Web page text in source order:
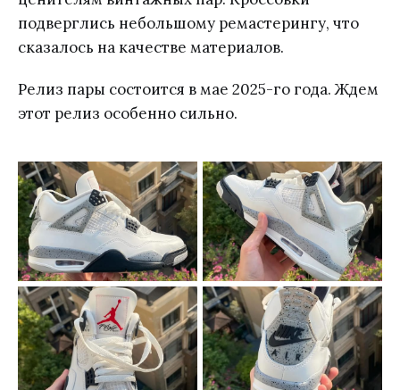
подверглись небольшому ремастерингу, что
сказалось на качестве материалов.
Релиз пары состоится в мае 2025-го года. Ждем
этот релиз особенно сильно.